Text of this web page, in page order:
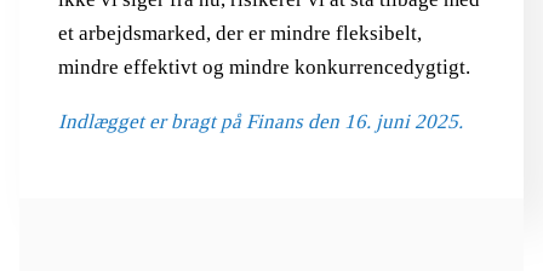
et arbejdsmarked, der er mindre fleksibelt,
mindre effektivt og mindre konkurrencedygtigt.
Indlægget er bragt på Finans den 16. juni 2025.